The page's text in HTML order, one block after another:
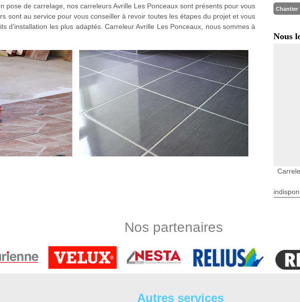
pose de carrelage, nos carreleurs Avrille Les Ponceaux sont présents pour vous
sont au service pour vous conseiller à revoir toutes les étapes du projet et vous
d’installation les plus adaptés. Carreleur Avrille Les Ponceaux, nous sommes à
37 est votre professionnel carreleur Avrille Les Ponceaux du département.
de devis pose de carrelage Avrille Les Ponceaux et ses alentours, notre
Chantier
Nous
Nos partenaires
Autres services